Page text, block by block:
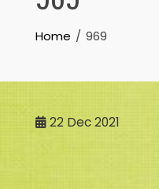
Home 969
22 Dec 2021